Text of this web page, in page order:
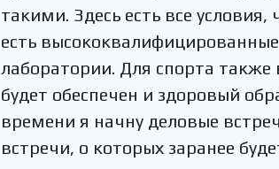
такими. Здесь есть все
есть
лаборатории. Для спорта также
будет обеспечен и здоровый
времени я начну деловые
встречи, о которых заранее